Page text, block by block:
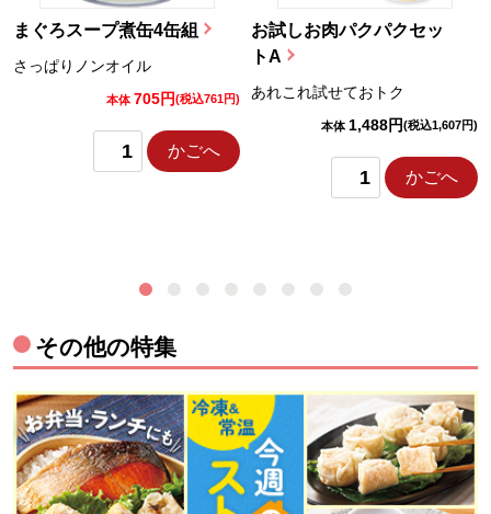
まぐろスープ煮缶4缶組
さっぱりノンオイル
本体 705円(税込761円)
かごへ
お試しお肉パクパクセッ
トA
あれこれ試せておトク
本体 1,488円(税込1,607円)
かごへ
その他の特集